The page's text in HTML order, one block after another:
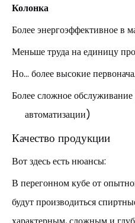
Колонка
Более энергоэффективное в
Меньше труда на единицу
Но... более высокие
Более сложное
автоматизации)
Качество продукции
Вот здесь есть нюансы:
В перегонном кубе от
будут производиться